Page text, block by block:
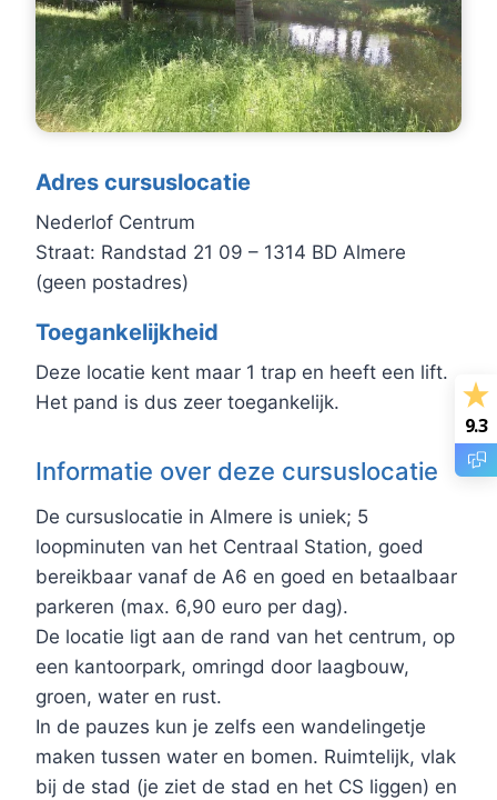
Informatie over deze cursuslocatie
De cursuslocatie in Almere is uniek; 5
loopminuten van het Centraal Station, goed
bereikbaar vanaf de A6 en goed en betaalbaar
parkeren (max. 6,90 euro per dag).
De locatie ligt aan de rand van het centrum, op
een kantoorpark, omringd door laagbouw,
groen, water en rust.
In de pauzes kun je zelfs een wandelingetje
maken tussen water en bomen. Ruimtelijk, vlak
bij de stad (je ziet de stad en het CS liggen) en
Adres cursuslocatie
Nederlof Centrum
Straat: Randstad 21 09 – 1314 BD Almere
(geen postadres)
Toegankelijkheid
Deze locatie kent maar 1 trap en heeft een lift.
Het pand is dus zeer toegankelijk.
9.3